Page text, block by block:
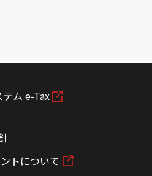
ム e-Tax
トについて